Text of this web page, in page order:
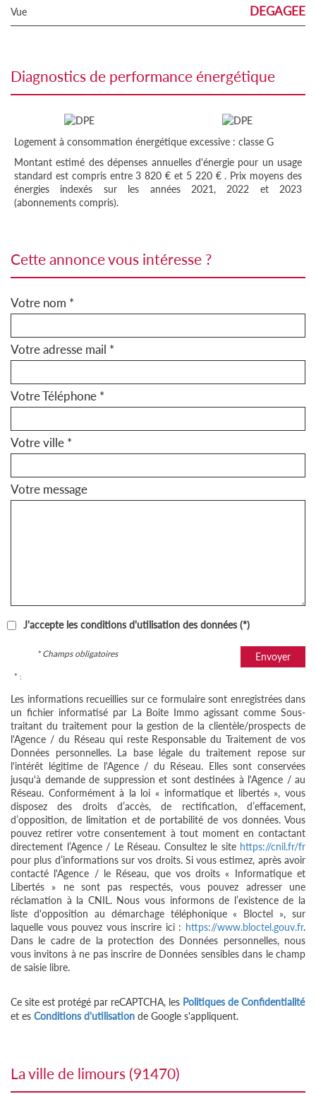
Vue DEGAGEE
diagnostics de performance énergétique
Logement à consommation énergétique excessive : classe G
Montant estimé des dépenses annuelles d'énergie pour un usage
standard est compris entre 3 820 € et 5 220 € . Prix moyens des
énergies indexés sur les années 2021, 2022 et 2023
(abonnements compris).
cette annonce vous intéresse ?
Votre nom *
Votre adresse mail *
Votre Téléphone *
Votre ville *
Votre message
J'accepte les conditions d'utilisation des données (*)
Envoyer
* Champs obligatoires
* :
Les informations recueillies sur ce formulaire sont enregistrées dans
un fichier informatisé par La Boite Immo agissant comme Sous-
traitant du traitement pour la gestion de la clientèle/prospects de
l'Agence / du Réseau qui reste Responsable du Traitement de vos
Données personnelles. La base légale du traitement repose sur
l'intérêt légitime de l'Agence / du Réseau. Elles sont conservées
jusqu'à demande de suppression et sont destinées à l'Agence / au
Réseau. Conformément à la loi « informatique et libertés », vous
disposez des droits d’accès, de rectification, d’effacement,
d’opposition, de limitation et de portabilité de vos données. Vous
pouvez retirer votre consentement à tout moment en contactant
directement l’Agence / Le Réseau. Consultez le site https://cnil.fr/fr
pour plus d’informations sur vos droits. Si vous estimez, après avoir
contacté l'Agence / le Réseau, que vos droits « Informatique et
Libertés » ne sont pas respectés, vous pouvez adresser une
réclamation à la CNIL. Nous vous informons de l’existence de la
liste d'opposition au démarchage téléphonique « Bloctel », sur
laquelle vous pouvez vous inscrire ici : https://www.bloctel.gouv.fr.
Dans le cadre de la protection des Données personnelles, nous
vous invitons à ne pas inscrire de Données sensibles dans le champ
de saisie libre.
Ce site est protégé par reCAPTCHA, les Politiques de Confidentialité
et es Conditions d'utilisation de Google s'appliquent.
la ville de limours (91470)